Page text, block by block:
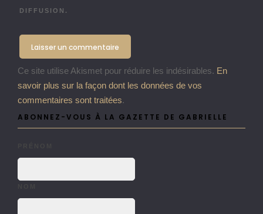
DIFFUSION.
Ce site utilise Akismet pour réduire les indésirables. En
savoir plus sur la façon dont les données de vos
commentaires sont traitées.
ABONNEZ-VOUS À LA GAZETTE DE GABRIELLE